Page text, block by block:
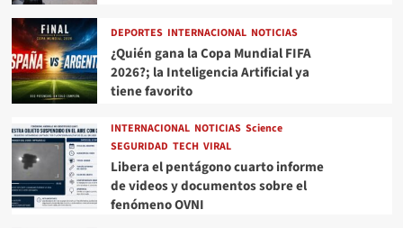
DEPORTES INTERNACIONAL NOTICIAS
¿Quién gana la Copa Mundial FIFA
2026?; la Inteligencia Artificial ya
tiene favorito
INTERNACIONAL NOTICIAS Science
SEGURIDAD TECH VIRAL
Libera el pentágono cuarto informe
de videos y documentos sobre el
fenómeno OVNI